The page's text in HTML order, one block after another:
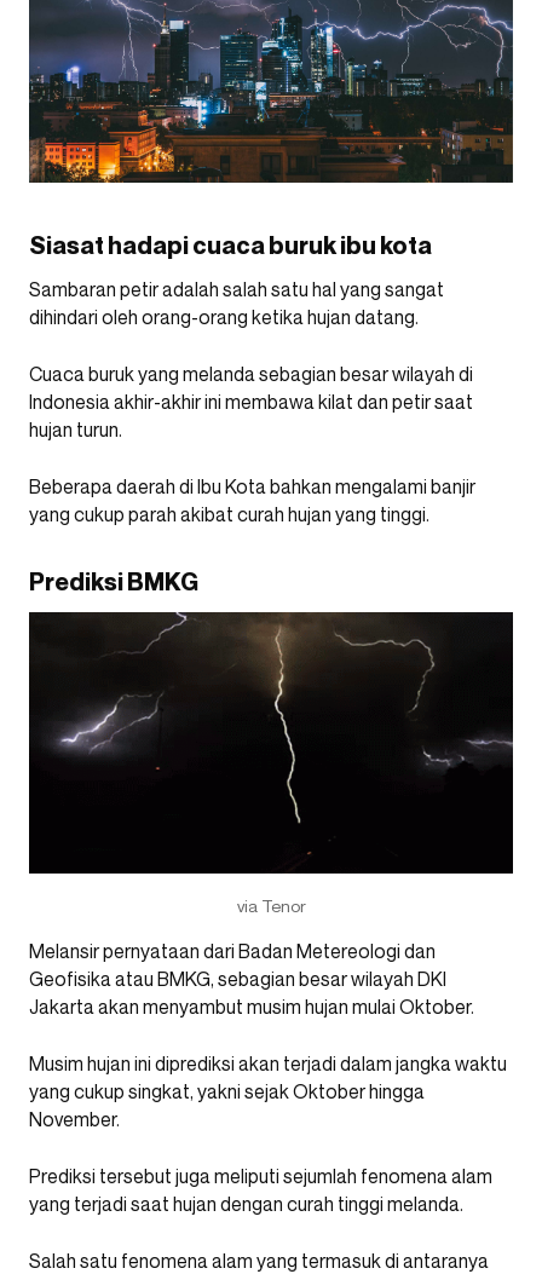
Siasat hadapi cuaca buruk ibu kota
Sambaran petir adalah salah satu hal yang sangat
dihindari oleh orang-orang ketika hujan datang.
Cuaca buruk yang melanda sebagian besar wilayah di
Indonesia akhir-akhir ini membawa kilat dan petir saat
hujan turun.
Beberapa daerah di Ibu Kota bahkan mengalami banjir
yang cukup parah akibat curah hujan yang tinggi.
Prediksi BMKG
via Tenor
Melansir pernyataan dari Badan Metereologi dan
Geofisika atau BMKG, sebagian besar wilayah DKI
Jakarta akan menyambut musim hujan mulai Oktober.
Musim hujan ini diprediksi akan terjadi dalam jangka waktu
yang cukup singkat, yakni sejak Oktober hingga
November.
Prediksi tersebut juga meliputi sejumlah fenomena alam
yang terjadi saat hujan dengan curah tinggi melanda.
Salah satu fenomena alam yang termasuk di antaranya